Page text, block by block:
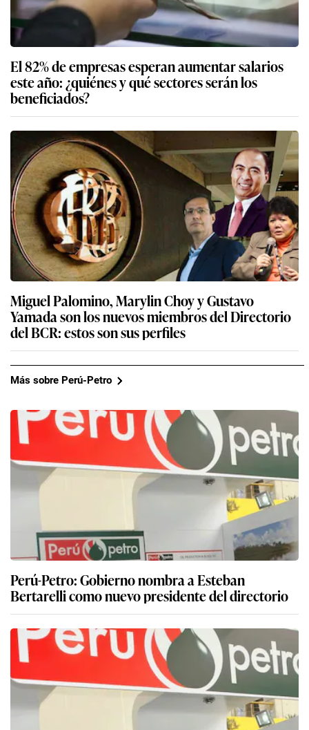
El 82% de empresas esperan aumentar salarios
este año: ¿quiénes y qué sectores serán los
beneficiados?
Miguel Palomino, Marylin Choy y Gustavo
Yamada son los nuevos miembros del Directorio
del BCR: estos son sus perfiles
Más sobre Perú-Petro
Perú-Petro: Gobierno nombra a Esteban
Bertarelli como nuevo presidente del directorio